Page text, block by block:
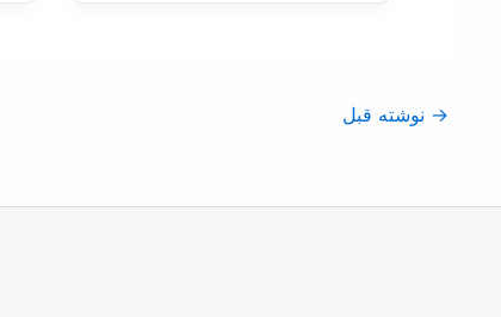
→ نوشته قبل